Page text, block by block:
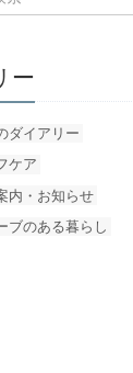
ー
ダイアリー
ケア
内・お知らせ
ブのある暮らし